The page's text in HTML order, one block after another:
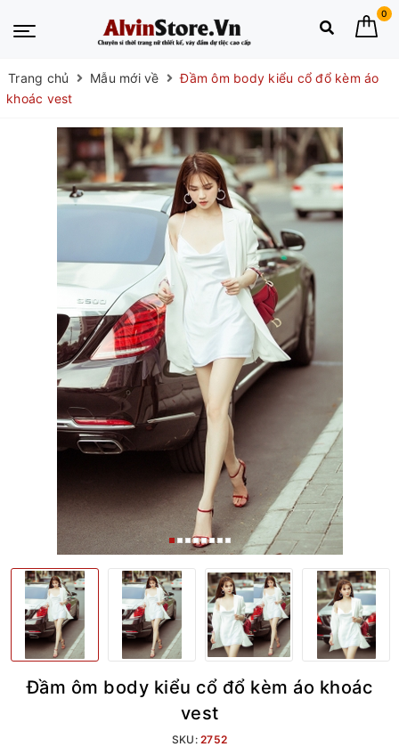
0
Trang chủ Mẫu mới về
Đầm ôm body kiểu cổ đổ kèm áo
khoác vest
Đầm ôm body kiểu cổ đổ kèm áo khoác
vest
SKU:2752